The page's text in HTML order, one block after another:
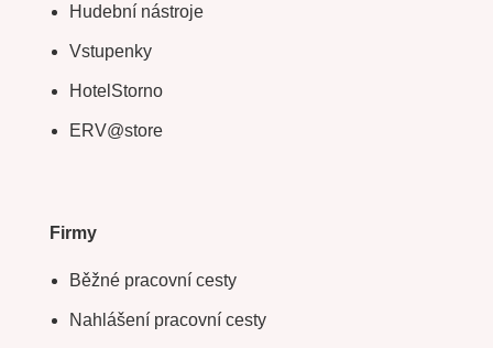
Hudební nástroje
Vstupenky
HotelStorno
ERV@store
Firmy
Běžné pracovní cesty
Nahlášení pracovní cesty